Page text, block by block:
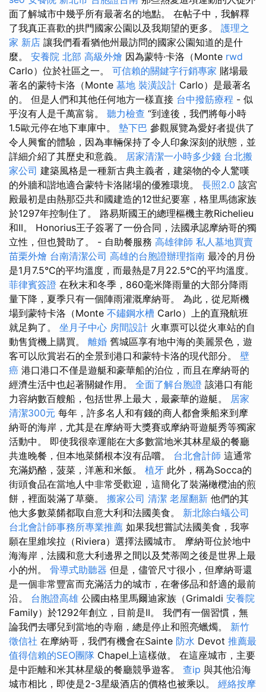
面了解城市中幾乎所有最著名的地點。 在帖子中，我解釋
了我真正喜歡的拱門國家公園以及我期望的更多。 護理之
家 新店 讓我們看看猶他州最訪問的國家公園知道的是什
麼。 安養院 北部 高級外燴 因為蒙特·卡洛（Monte rwd
Carlo）位於社區之一。 可信賴的關鍵字行銷專家 賭場最
著名的蒙特卡洛（Monte 墓地 裝潢設計 Carlo）是最著名
的。 但是人們和其他任何地方一樣直接 台中撥筋療程 - 似
乎沒有人是千萬富翁。 聽力檢查 “到達後，我們將每小時
1.5歐元停在地下車庫中。 墊下巴 參觀展覽為愛好者提供了
令人興奮的體驗，因為車輛保持了令人印象深刻的狀態，並
詳細介紹了其歷史和意義。 居家清潔一小時多少錢 台北搬
家公司 建築風格是一種新古典主義者，建築物的令人驚嘆
的外牆和諧地適合蒙特卡洛賭場的優雅環境。 長照2.0 該宮
殿最初是由熱那亞共和國建造的12世紀要塞，格里馬德家族
於1297年控制住了。 路易斯國王的總理樞機主教Richelieu
和II。 Honorius王子簽署了一份合同，法國承認摩納哥的獨
立性，但也贊助了。 - 自助餐服務 高雄律師 私人墓地買賣
苗栗外燴 台南清潔公司 高雄的台胞證辦理指南 最冷的月份
是1月7.5°C的平均溫度，而最熱是7月22.5°C的平均溫度。
菲律賓簽證 在秋末和冬季，860毫米降雨量的大部分降雨
量下降，夏季只有一個陣雨灌溉摩納哥。 為此，從尼斯機
場到蒙特卡洛（Monte 不鏽鋼水槽 Carlo）上的直飛航班
就足夠了。 坐月子中心 房間設計 火車票可以從火車站的自
動售貨機上購買。 離婚 舊城區享有地中海的美麗景色，遊
客可以欣賞岩石的全景到港口和蒙特卡洛的現代部分。 壁
癌 港口港口不僅是遊艇和豪華船的泊位，而且在摩納哥的
經濟生活中也起著關鍵作用。 全面了解台胞證 該港口有能
力容納數百艘船，包括世界上最大，最豪華的遊艇。 居家
清潔300元 每年，許多名人和有錢的商人都會乘船來到摩
納哥的海岸，尤其是在摩納哥大獎賽或摩納哥遊艇秀等獨家
活動中。 即使我很幸運能在大多數當地米其林星級的餐廳
共進晚餐，但本地菜餚根本沒有品嚐。 台北會計師 這通常
充滿奶酪，菠菜，洋蔥和米飯。 植牙 此外，稱為Socca的
街頭食品在當地人中非常受歡迎，這簡化了裝滿橄欖油的煎
餅，裡面裝滿了草藥。 搬家公司 清潔 老屋翻新 他們的其
他大多數菜餚都取自意大利和法國美食。 新北除白蟻公司
台北會計師事務所專業推薦 如果我想嘗試法國美食，我寧
願在里維埃拉（Riviera）選擇法國城市。 摩納哥位於地中
海海岸，法國和意大利邊界之間以及梵蒂岡之後是世界上最
小的州。 骨導式助聽器 但是，儘管尺寸很小，但摩納哥還
是一個非常豐富而充滿活力的城市，在奢侈品和舒適的最前
沿。 台胞證高雄 公國由格里馬爾迪家族（Grimaldi 安養院
Family）於1292年創立，目前是II。 我們有一個習慣，無
論我們去哪兒到當地的寺廟，總是停止和照亮蠟燭。 新竹
徵信社 在摩納哥，我們有機會在Sainte 防水 Devot 推薦最
值得信賴的SEO團隊 Chapel上這樣做。 在這座城市，主要
是中距離和米其林星級的餐廳競爭遊客。 查ip 與其他沿海
城市相比，即使是2-3星級酒店的價格也被乘以。 經絡按摩